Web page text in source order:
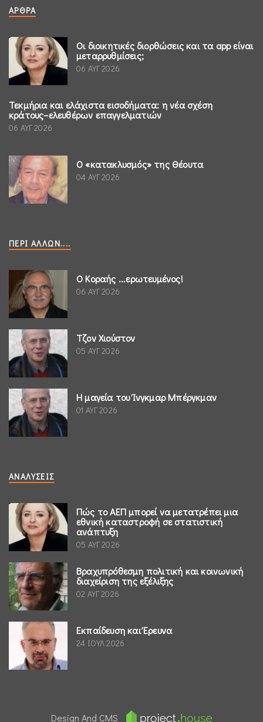
ΆΡΘΡΑ
Οι διοικητικές διορθώσεις και τα app είναι
μεταρρυθμίσεις;
06 ΑΥΓ 2026
Τεκμήρια και ελάχιστα εισοδήματα: η νέα σχέση
κράτους–ελευθέρων επαγγελματιών
06 ΑΥΓ 2026
Ο «κατακλυσμός» της Θέουτα
04 ΑΥΓ 2026
ΠΕΡΊ ΆΛΛΩΝ....
Ο Κοραής ...ερωτευμένος!
06 ΑΥΓ 2026
Τζον Χιούστον
05 ΑΥΓ 2026
Η μαγεία του Ίνγκμαρ Μπέργκμαν
01 ΑΥΓ 2026
ΑΝΑΛΎΣΕΙΣ
Πώς το ΑΕΠ μπορεί να μετατρέπει μια
εθνική καταστροφή σε στατιστική
ανάπτυξη
05 ΑΥΓ 2026
Βραχυπρόθεσμη πολιτική και κοινωνική
διαχείριση της εξέλιξης
02 ΑΥΓ 2026
Εκπαίδευση και Έρευνα
24 ΙΟΥΛ 2026
Design And CMS